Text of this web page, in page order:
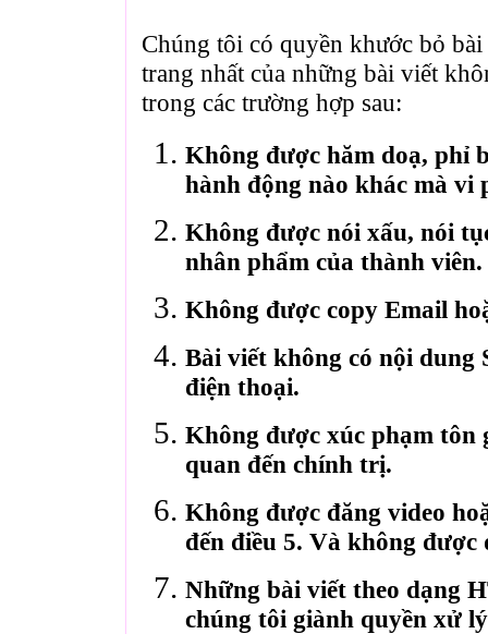
Chúng tôi có quyền khước bỏ
trang nhất của những bài viết
trong các trường hợp sau:
Không được hăm doạ, phỉ
hành động nào khác mà vi
Không được nói xấu, nói
nhân phẩm của thành viên.
Không được copy Email
Bài viết không có nội dung
điện thoại.
Không được xúc phạm tôn
quan đến chính trị.
Không được đăng video
đến điều 5. Và không
Những bài viết theo dạng
chúng tôi giành quyền xử